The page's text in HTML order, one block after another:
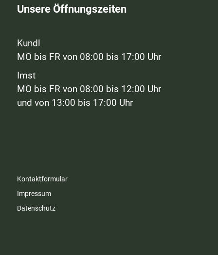
Unsere Öffnungszeiten
Kundl
MO bis FR von 08:00 bis 17:00 Uhr
Imst
MO bis FR von 08:00 bis 12:00 Uhr
und von 13:00 bis 17:00 Uhr
Kontaktformular
Impressum
Datenschutz